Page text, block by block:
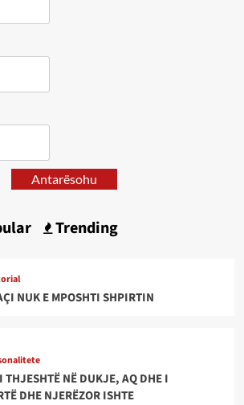
Antarësohu
Trending
NUK E MPOSHTI SHPIRTIN
THJESHTË NË DUKJE, AQ DHE I
DHE NJERËZOR ISHTE